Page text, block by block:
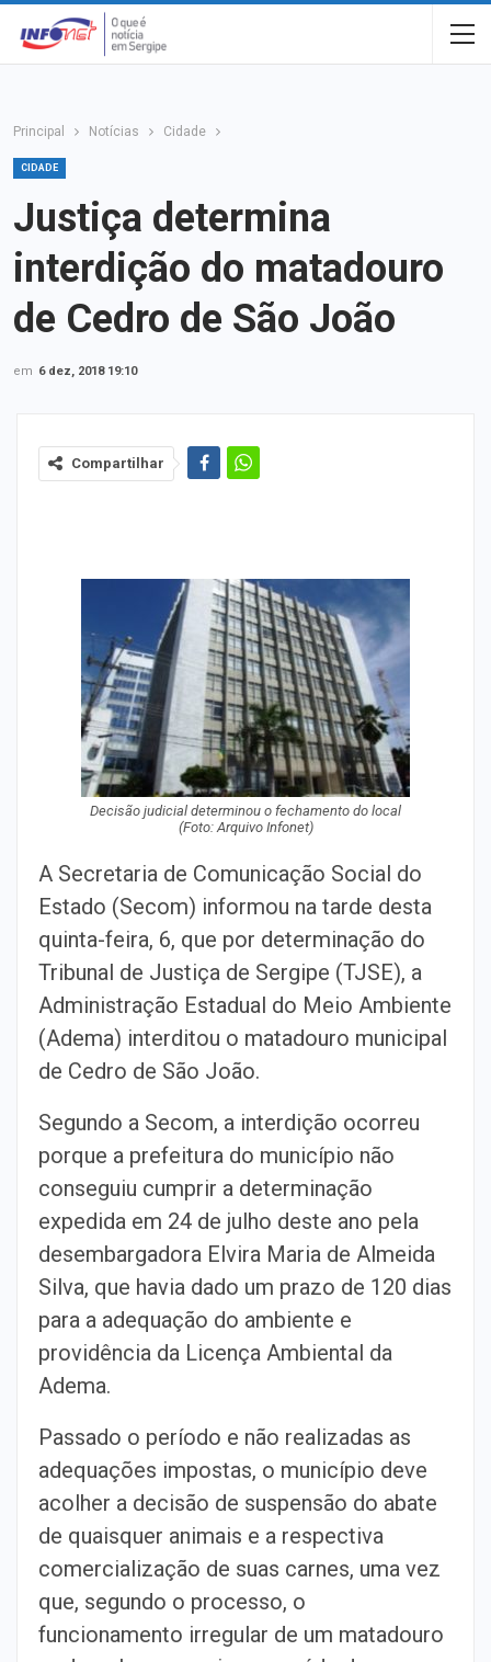
Principal Notícias Cidade
CIDADE
Justiça determina
interdição do matadouro
de Cedro de São João
em 6 dez, 2018 19:10
Compartilhar
Decisão judicial determinou o fechamento do local
(Foto: Arquivo Infonet)
A Secretaria de Comunicação Social do
Estado (Secom) informou na tarde desta
quinta-feira, 6, que por determinação do
Tribunal de Justiça de Sergipe (TJSE), a
Administração Estadual do Meio Ambiente
(Adema) interditou o matadouro municipal
de Cedro de São João.
Segundo a Secom, a interdição ocorreu
porque a prefeitura do município não
conseguiu cumprir a determinação
expedida em 24 de julho deste ano pela
desembargadora Elvira Maria de Almeida
Silva, que havia dado um prazo de 120 dias
para a adequação do ambiente e
providência da Licença Ambiental da
Adema.
Passado o período e não realizadas as
adequações impostas, o município deve
acolher a decisão de suspensão do abate
de quaisquer animais e a respectiva
comercialização de suas carnes, uma vez
que, segundo o processo, o
funcionamento irregular de um matadouro